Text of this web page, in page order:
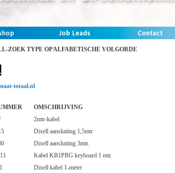
ZOEK TYPE OP ALFABETISCHE VOLGORDE
totaal.nl
OMSCHRIJVING
2mtr-kabel
Dixell aansluiting 1,5mtr
Dixell aansluiting 3mtr.
Kabel KB1PRG keyboard 1 mtr.
Dixell kabel 1-meter